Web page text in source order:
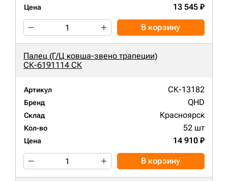
Цена 13 545 ₽
В корзину
Палец (Г/Ц ковша-звено трапеции)
СК-6191114 СК
Артикул СК-13182
Бренд QHD
Склад Красноярск
Кол-во 52 шт
Цена 14 910 ₽
В корзину